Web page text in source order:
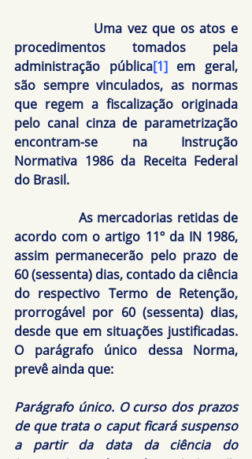
Uma vez que os atos e
procedimentos tomados pela
administração pública[1] em geral,
são sempre vinculados, as normas
que regem a fiscalização originada
pelo canal cinza de parametrização
encontram-se na Instrução
Normativa 1986 da Receita Federal
do Brasil.
As mercadorias retidas de
acordo com o artigo 11º da IN 1986,
assim permanecerão pelo prazo de
60 (sessenta) dias, contado da ciência
do respectivo Termo de Retenção,
prorrogável por 60 (sessenta) dias,
desde que em situações justificadas.
O parágrafo único dessa Norma,
prevê ainda que:
Parágrafo único. O curso dos prazos
de que trata o caput ficará suspenso
a partir da data da ciência do